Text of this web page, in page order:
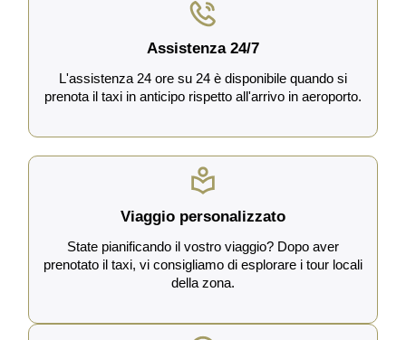
Assistenza 24/7
L'assistenza 24 ore su 24 è disponibile quando si
prenota il taxi in anticipo rispetto all'arrivo in aeroporto.
Viaggio personalizzato
State pianificando il vostro viaggio? Dopo aver
prenotato il taxi, vi consigliamo di esplorare i tour locali
della zona.